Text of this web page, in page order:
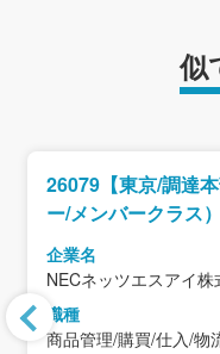
似
26079【東京/調達
ー/メンバークラス）
企業名
NECネッツエスアイ株
職種
商品管理/購買/仕入/物